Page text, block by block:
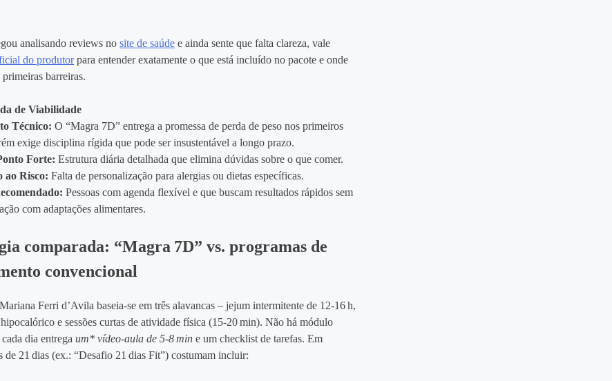
analisando reviews nosite de saúde e ainda sente que falta clareza, vale
do produtorpara entender exatamente o que está incluído no pacote e onde
barreiras.
de Viabilidade
Técnico: O “Magra 7D” entrega a promessa de perda de peso nos primeiros
exige disciplina rígida que pode ser insustentável a longo prazo.
Forte: Estrutura diária detalhada que elimina dúvidas sobre o que comer.
ao Risco: Falta de personalização para alergias ou dietas específicas.
Pessoas com agenda flexível e que buscam resultados rápidos sem
com adaptações alimentares.
comparada: “Magra 7D” vs. programas de
convencional
Ferri d’Avila baseia‑se em três alavancas – jejum intermitente de 12‑16 h,
e sessões curtas de atividade física (15‑20 min). Não há módulo
dia entregaum* vídeo‑aula de 5‑8 min e um checklist de tarefas. Em
de 21 dias (ex.: “Desafio 21 dias Fit”) costumam incluir: